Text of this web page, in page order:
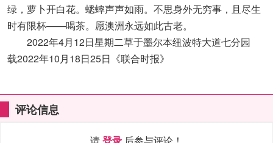
绿，萝卜开白花。蟋蟀声声如雨。不思身外无穷事，且尽生
时有限杯——喝茶。愿澳洲永远如此古老。
2022年4月12日星期二草于墨尔本纽波特大道七分园
载2022年10月18日25日《联合时报》
评论信息